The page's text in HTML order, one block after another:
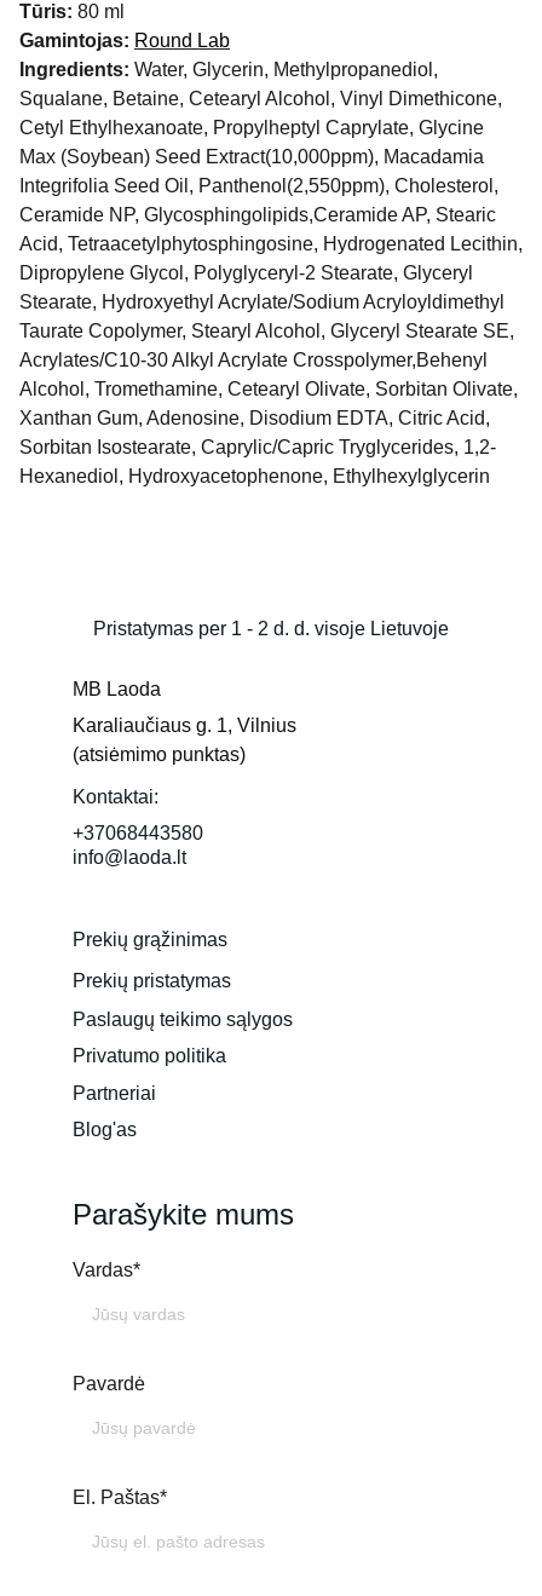
Tūris: 80 ml
Gamintojas: Round Lab
Ingredients: Water, Glycerin, Methylpropanediol,
Squalane, Betaine, Cetearyl Alcohol, Vinyl Dimethicone,
Cetyl Ethylhexanoate, Propylheptyl Caprylate, Glycine
Max (Soybean) Seed Extract(10,000ppm), Macadamia
Integrifolia Seed Oil, Panthenol(2,550ppm), Cholesterol,
Ceramide NP, Glycosphingolipids,Ceramide AP, Stearic
Acid, Tetraacetylphytosphingosine, Hydrogenated Lecithin,
Dipropylene Glycol, Polyglyceryl-2 Stearate, Glyceryl
Stearate, Hydroxyethyl Acrylate/Sodium Acryloyldimethyl
Taurate Copolymer, Stearyl Alcohol, Glyceryl Stearate SE,
Acrylates/C10-30 Alkyl Acrylate Crosspolymer,Behenyl
Alcohol, Tromethamine, Cetearyl Olivate, Sorbitan Olivate,
Xanthan Gum, Adenosine, Disodium EDTA, Citric Acid,
Sorbitan Isostearate, Caprylic/Capric Tryglycerides, 1,2-
Hexanediol, Hydroxyacetophenone, Ethylhexylglycerin
Parašykite mums
Vardas*
Pavardė
El. Paštas*
MB Laoda
Karaliaučiaus g. 1, Vilnius
(atsiėmimo punktas)
Kontaktai:
+37068443580
info@laoda.lt
Paslaugų teikimo sąlygos
Prekių grąžinimas
Prekių pristatymas
Privatumo politika
Pristatymas per 1 - 2 d. d. visoje Lietuvoje
Partneriai
Blog'as